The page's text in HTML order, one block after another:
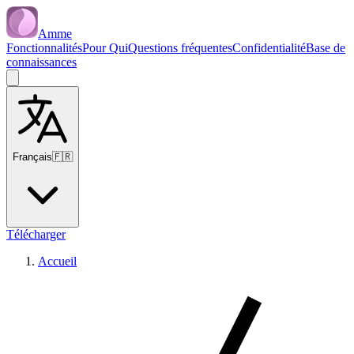
Amme
FonctionnalitésPour QuiQuestions fréquentesConfidentialitéBase de
connaissances
Français🇫🇷
Télécharger
Accueil